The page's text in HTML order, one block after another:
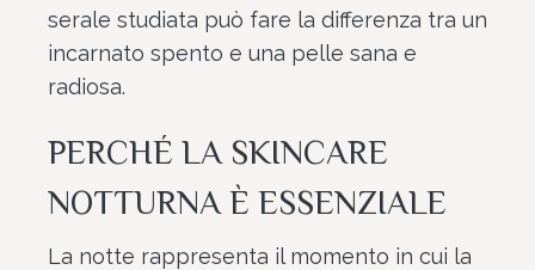
serale studiata può fare la differenza tra un
incarnato spento e una pelle sana e
radiosa.
PERCHÉ LA SKINCARE
NOTTURNA È ESSENZIALE
La notte rappresenta il momento in cui la